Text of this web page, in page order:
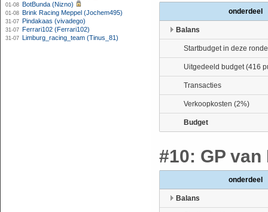
01-08 BotBunda (Nizno)
01-08 Brink Racing Meppel (Jochem495)
31-07 Pindakaas (vivadego)
31-07 Ferrari102 (Ferrari102)
31-07 Limburg_racing_team (Tinus_81)
onderdeel
Balans
Startbudget in deze ronde
Uitgedeeld budget (416
Transacties
Verkoopkosten (2%)
Budget
#10: GP
onderdeel
Balans